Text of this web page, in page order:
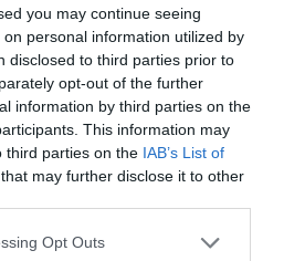
you may continue seeing
personal information utilized by
disclosed to third parties prior to
opt-out of the further
information by third parties on the
This information may
third parties on the IAB’s List of
that may further disclose it to other
app uses one or more Google
Opt Outs
MINT EGY HÓNAP IS LEHET, MIRE
ÚJRAINDUL A P...
augusztus 07|Mindenki ügye
augusztus 07|